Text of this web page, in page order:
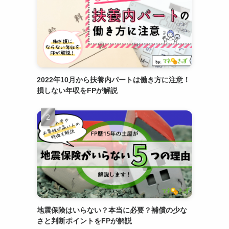
2022年10月から扶養内パートは働き方に注意！
損しない年収をFPが解説
地震保険はいらない？本当に必要？補償の少な
さと判断ポイントをFPが解説